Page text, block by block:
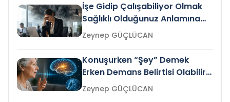
İşe Gidip Çalışabiliyor Olmak
Sağlıklı Olduğunuz Anlamına
Gelir mi?Zeynep GÜÇLÜCAN
Konuşurken “Şey” Demek
Erken Demans Belirtisi Olabilir
mi?
Zeynep GÜÇLÜCAN